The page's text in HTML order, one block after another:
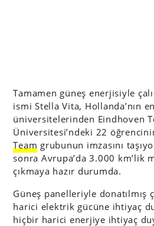
Tamamen güneş enerjisiyle
ismi Stella Vita, Hollanda’nın
üniversitelerinden Eindhoven
Üniversitesi’ndeki 22
Team grubunun imzasını
sonra Avrupa’da 3.000 km’lik
çıkmaya hazır durumda.
Güneş panelleriyle donatılmış
harici elektrik gücüne ihtiyaç
hiçbir harici enerjiye ihtiyaç